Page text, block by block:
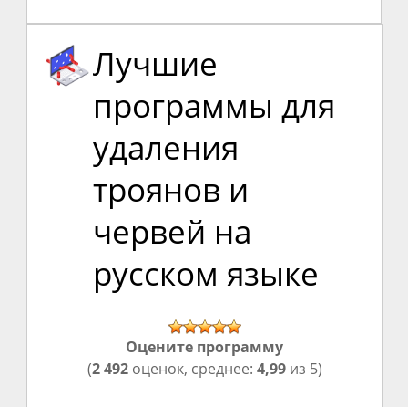
Лучшие
программы для
удаления
троянов и
червей на
русском языке
Оцените программу
(2 492оценок, среднее: 4,99из 5)